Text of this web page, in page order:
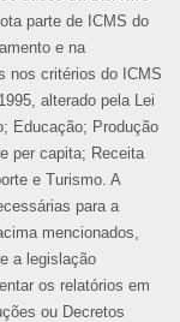
parte de ICMS do
e na
nos critérios do ICMS
alterado pela Lei
Educação; Produção
per capita; Receita
e Turismo. A
para a
mencionados,
a legislação
os relatórios em
ou Decretos